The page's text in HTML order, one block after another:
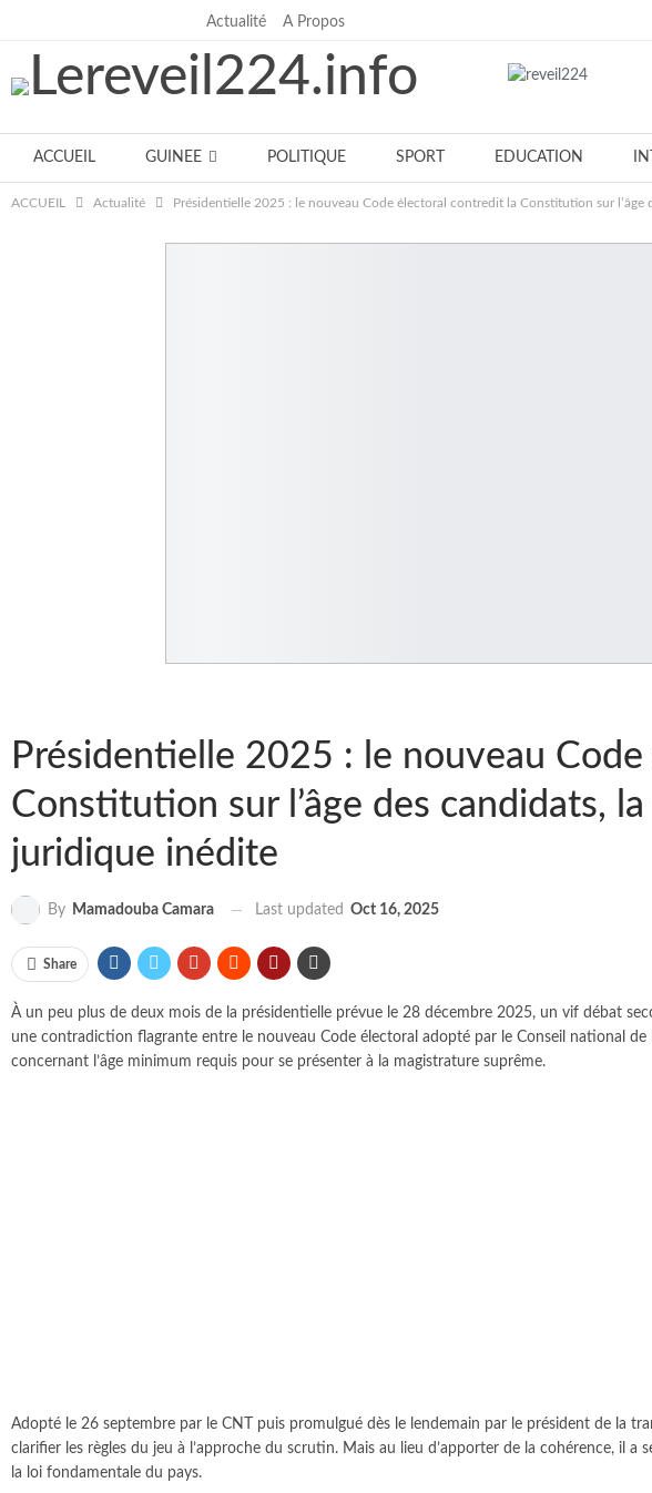
Actualité A Propos
ACCUEIL GUINEE POLITIQUE SPORT EDUCATION
Notre équipe
ACCUEIL Actualité Présidentielle 2025 : le nouveau Code électoral contredit la Constitution sur
Présidentielle 2025 : le nouveau
Constitution sur l’âge des candidats,
juridique inédite
By Mamadouba Camara Last updated Oct 16, 2025
Share
À un peu plus de deux mois de la présidentielle prévue le 28 décembre 2025, un vif débat
une contradiction flagrante entre le nouveau Code électoral adopté par le Conseil national
concernant l’âge minimum requis pour se présenter à la magistrature suprême.
Adopté le 26 septembre par le CNT puis promulgué dès le lendemain par le président de la
clarifier les règles du jeu à l’approche du scrutin. Mais au lieu d’apporter de la cohérence, il
la loi fondamentale du pays.